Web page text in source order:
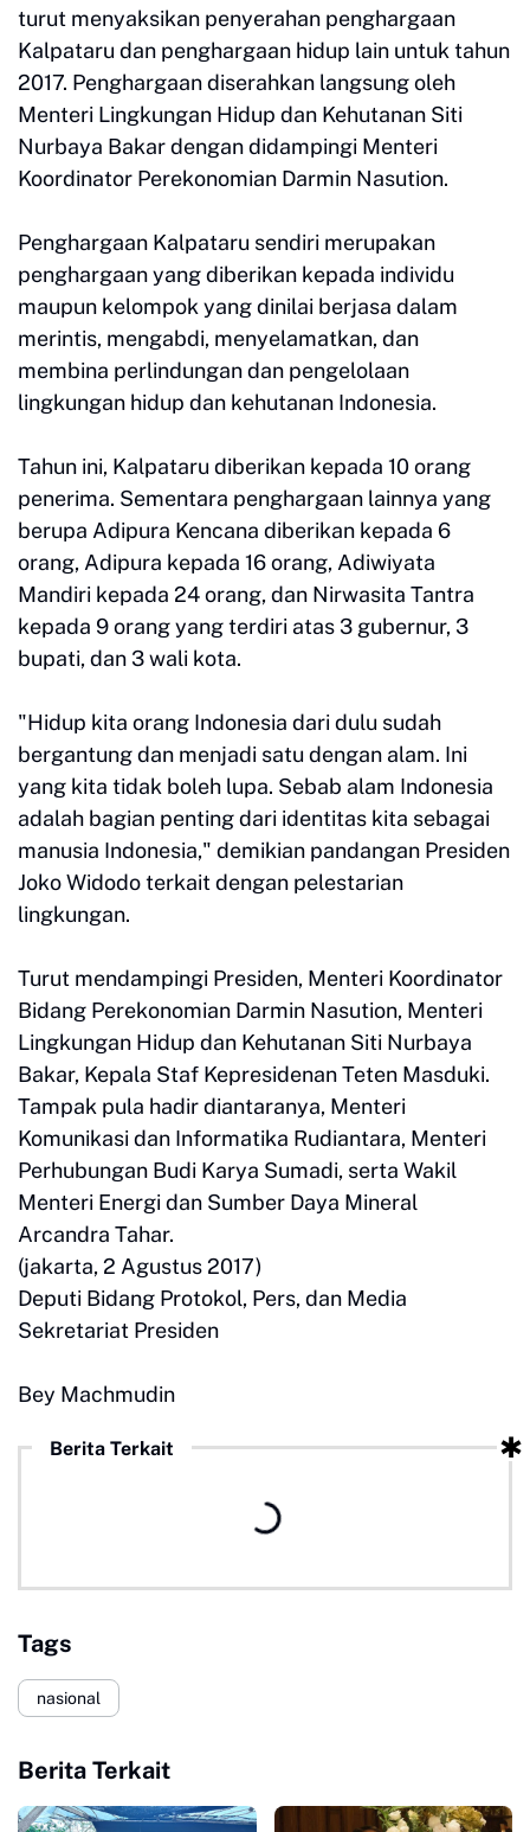
turut menyaksikan penyerahan penghargaan
Kalpataru dan penghargaan hidup lain untuk tahun
2017. Penghargaan diserahkan langsung oleh
Menteri Lingkungan Hidup dan Kehutanan Siti
Nurbaya Bakar dengan didampingi Menteri
Koordinator Perekonomian Darmin Nasution.
Penghargaan Kalpataru sendiri merupakan
penghargaan yang diberikan kepada individu
maupun kelompok yang dinilai berjasa dalam
merintis, mengabdi, menyelamatkan, dan
membina perlindungan dan pengelolaan
lingkungan hidup dan kehutanan Indonesia.
Tahun ini, Kalpataru diberikan kepada 10 orang
penerima. Sementara penghargaan lainnya yang
berupa Adipura Kencana diberikan kepada 6
orang, Adipura kepada 16 orang, Adiwiyata
Mandiri kepada 24 orang, dan Nirwasita Tantra
kepada 9 orang yang terdiri atas 3 gubernur, 3
bupati, dan 3 wali kota.
"Hidup kita orang Indonesia dari dulu sudah
bergantung dan menjadi satu dengan alam. Ini
yang kita tidak boleh lupa. Sebab alam Indonesia
adalah bagian penting dari identitas kita sebagai
manusia Indonesia," demikian pandangan Presiden
Joko Widodo terkait dengan pelestarian
lingkungan.
Turut mendampingi Presiden, Menteri Koordinator
Bidang Perekonomian Darmin Nasution, Menteri
Lingkungan Hidup dan Kehutanan Siti Nurbaya
Bakar, Kepala Staf Kepresidenan Teten Masduki.
Tampak pula hadir diantaranya, Menteri
Komunikasi dan Informatika Rudiantara, Menteri
Perhubungan Budi Karya Sumadi, serta Wakil
Menteri Energi dan Sumber Daya Mineral
Arcandra Tahar.
(jakarta, 2 Agustus 2017)
Deputi Bidang Protokol, Pers, dan Media
Sekretariat Presiden
Bey Machmudin
Berita Terkait
Tags
nasional
Berita Terkait